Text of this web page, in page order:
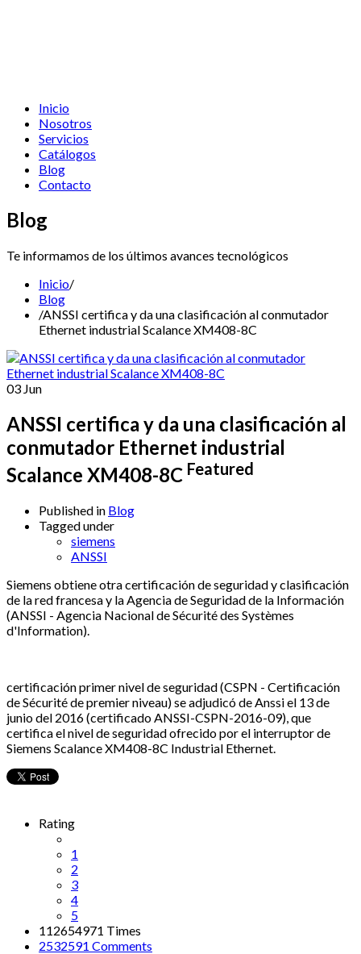
Inicio
Nosotros
Servicios
Catálogos
Blog
Contacto
Blog
Te informamos de los últimos avances tecnológicos
Inicio/
Blog
/ANSSI certifica y da una clasificación al conmutador
Ethernet industrial Scalance XM408-8C
03 Jun
ANSSI certifica y da una clasificación al
conmutador Ethernet industrial
Scalance XM408-8C Featured
Published in Blog
Tagged under
siemens
ANSSI
Siemens obtiene otra certificación de seguridad y clasificación
de la red francesa y la Agencia de Seguridad de la Información
(ANSSI - Agencia Nacional de Sécurité des Systèmes
d'Information).
certificación primer nivel de seguridad (CSPN - Certificación
de Sécurité de premier niveau) se adjudicó de Anssi el 13 de
junio del 2016 (certificado ANSSI-CSPN-2016-09), que
certifica el nivel de seguridad ofrecido por el interruptor de
Siemens Scalance XM408-8C Industrial Ethernet.
Rating
1
2
3
4
5
112654971 Times
2532591 Comments